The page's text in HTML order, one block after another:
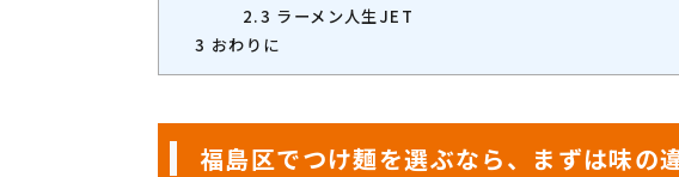
2.3 ラーメン人生JET
3 おわりに
福島区でつけ麺を選ぶなら、まずは味の